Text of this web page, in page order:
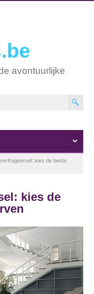
avontuurlijke
kies de beste
kies de